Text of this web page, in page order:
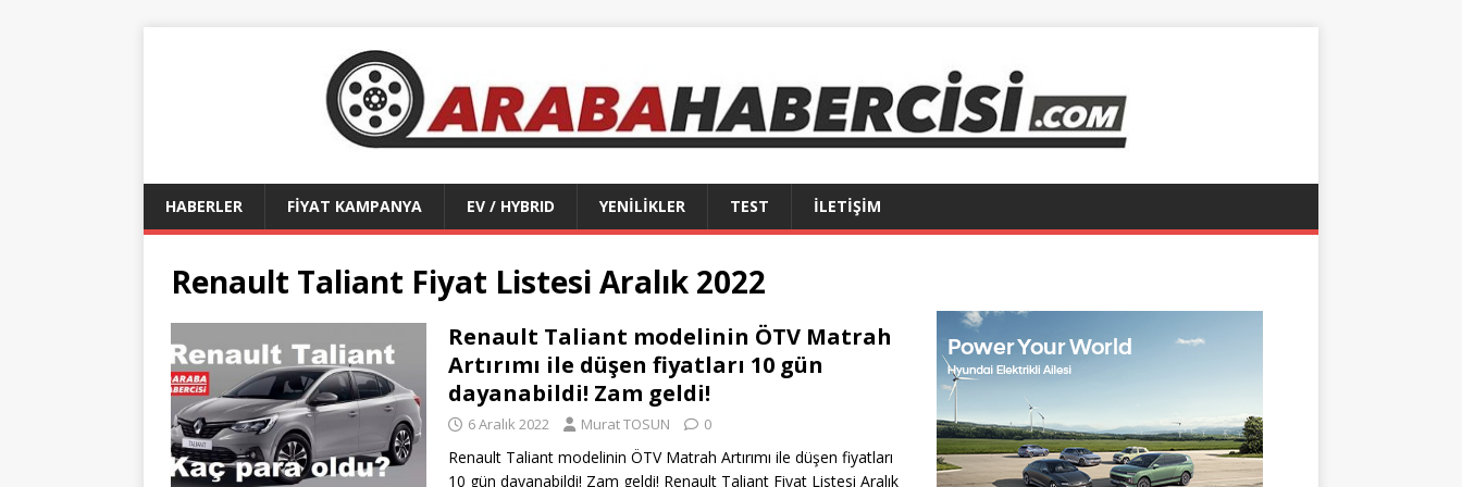
HABERLER FİYAT KAMPANYA EV / HYBRID YENİLİKLER TEST İLETİŞİM
Renault Taliant Fiyat Listesi Aralık 2022
Renault Taliant modelinin ÖTV Matrah
Artırımı ile düşen fiyatları 10 gün
dayanabildi! Zam geldi!
6 Aralık 2022 Murat TOSUN 0
Renault Taliant modelinin ÖTV Matrah Artırımı ile düşen fiyatları
10 gün dayanabildi! Zam geldi! Renault Taliant Fiyat Listesi Aralık